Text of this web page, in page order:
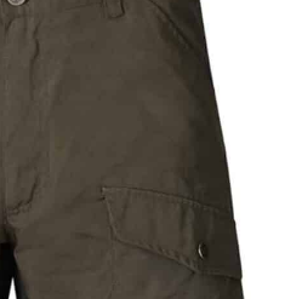
constitue également un
pour vos proches.